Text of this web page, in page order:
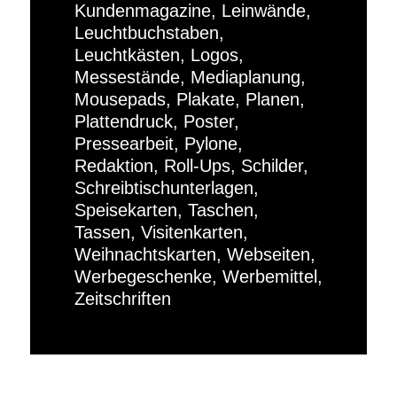
Kundenmagazine, Leinwände,
Leuchtbuchstaben,
Leuchtkästen, Logos,
Messestände, Mediaplanung,
Mousepads, Plakate, Planen,
Plattendruck, Poster,
Pressearbeit, Pylone,
Redaktion, Roll-Ups, Schilder,
Schreibtischunterlagen,
Speisekarten, Taschen,
Tassen, Visitenkarten,
Weihnachtskarten, Webseiten,
Werbegeschenke, Werbemittel,
Zeitschriften